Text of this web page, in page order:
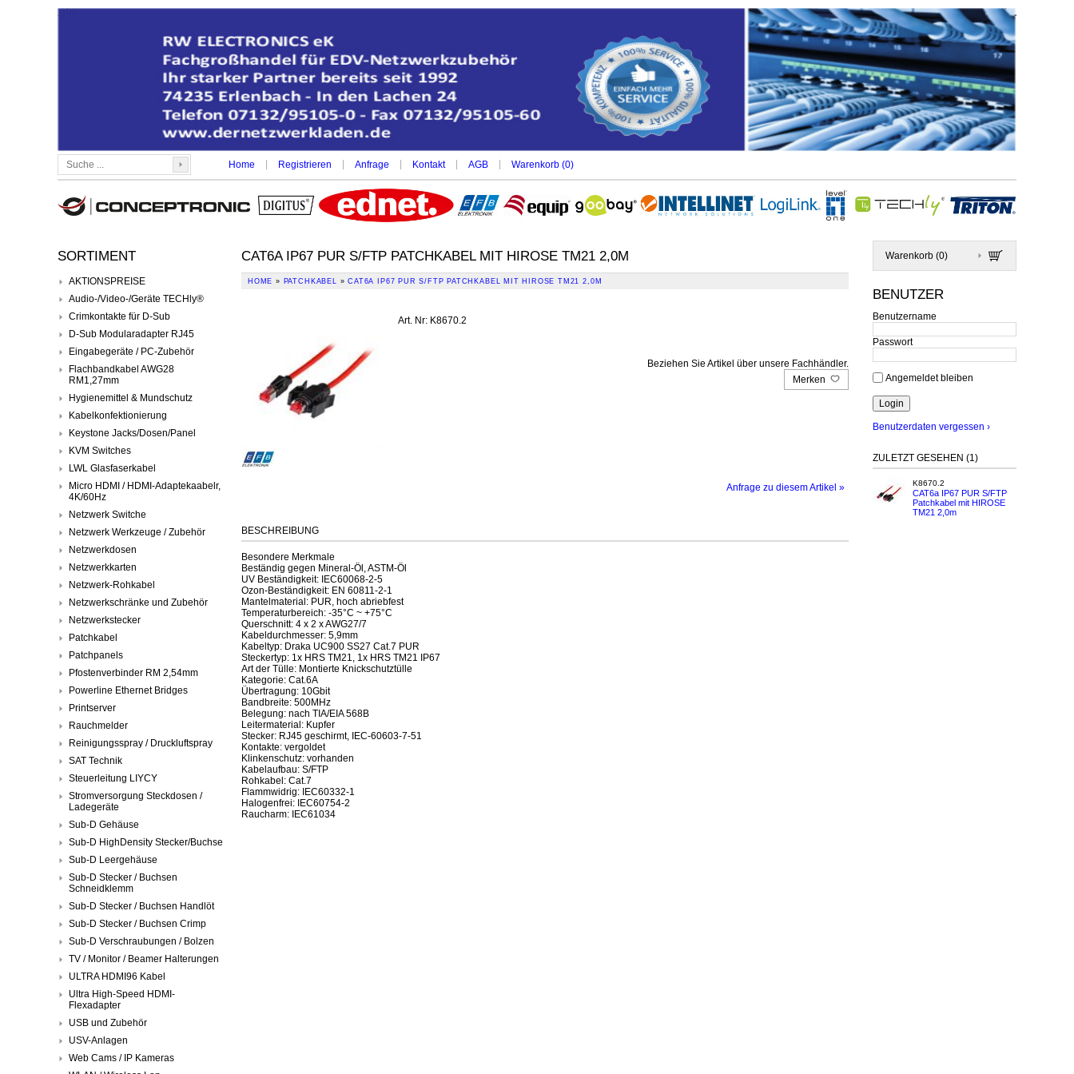
Home Registrieren Anfrage Kontakt AGB Warenkorb (0)
Warenkorb (0)
BENUTZER
Benutzername
Passwort
Angemeldet bleiben
Benutzerdaten vergessen ›
ZULETZT GESEHEN (1)
K8670.2
CAT6a IP67 PUR S/FTP
Patchkabel mit HIROSE
TM21 2,0m
SORTIMENT
AKTIONSPREISE
Audio-/Video-/Geräte TECHly®
Crimkontakte für D-Sub
D-Sub Modularadapter RJ45
Eingabegeräte / PC-Zubehör
Flachbandkabel AWG28
RM1,27mm
Hygienemittel & Mundschutz
Kabelkonfektionierung
Keystone Jacks/Dosen/Panel
KVM Switches
LWL Glasfaserkabel
Micro HDMI / HDMI-Adaptekaabelr,
4K/60Hz
Netzwerk Switche
Netzwerk Werkzeuge / Zubehör
Netzwerkdosen
Netzwerkkarten
Netzwerk-Rohkabel
Netzwerkschränke und Zubehör
Netzwerkstecker
Patchkabel
Patchpanels
Pfostenverbinder RM 2,54mm
Powerline Ethernet Bridges
Printserver
Rauchmelder
Reinigungsspray / Druckluftspray
SAT Technik
Steuerleitung LIYCY
Stromversorgung Steckdosen /
Ladegeräte
Sub-D Gehäuse
Sub-D HighDensity Stecker/Buchse
Sub-D Leergehäuse
Sub-D Stecker / Buchsen
Schneidklemm
Sub-D Stecker / Buchsen Handlöt
Sub-D Stecker / Buchsen Crimp
Sub-D Verschraubungen / Bolzen
TV / Monitor / Beamer Halterungen
ULTRA HDMI96 Kabel
Ultra High-Speed HDMI-
Flexadapter
USB und Zubehör
USV-Anlagen
Web Cams / IP Kameras
CAT6A IP67 PUR S/FTP PATCHKABEL MIT HIROSE TM21 2,0M
HOME » PATCHKABEL »CAT6A IP67 PUR S/FTP PATCHKABEL MIT HIROSE TM21 2,0M
Art. Nr: K8670.2
Beziehen Sie Artikel über unsere Fachhändler.
Merken
Anfrage zu diesem Artikel »
BESCHREIBUNG
Besondere Merkmale
Beständig gegen Mineral-Öl, ASTM-Öl
UV Beständigkeit: IEC60068-2-5
Ozon-Beständigkeit: EN 60811-2-1
Mantelmaterial: PUR, hoch abriebfest
Temperaturbereich: -35°C ~ +75°C
Querschnitt: 4 x 2 x AWG27/7
Kabeldurchmesser: 5,9mm
Kabeltyp: Draka UC900 SS27 Cat.7 PUR
Steckertyp: 1x HRS TM21, 1x HRS TM21 IP67
Art der Tülle: Montierte Knickschutztülle
Kategorie: Cat.6A
Übertragung: 10Gbit
Bandbreite: 500MHz
Belegung: nach TIA/EIA 568B
Leitermaterial: Kupfer
Stecker: RJ45 geschirmt, IEC-60603-7-51
Kontakte: vergoldet
Klinkenschutz: vorhanden
Kabelaufbau: S/FTP
Rohkabel: Cat.7
Flammwidrig: IEC60332-1
Halogenfrei: IEC60754-2
Raucharm: IEC61034